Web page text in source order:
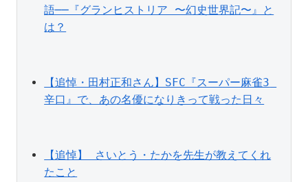
語──『グランヒストリア 〜幻史世界記〜』と
は？
【追悼・田村正和さん】SFC『スーパー麻雀3
辛口』で、あの名優になりきって戦った日々
【追悼】 さいとう・たかを先生が教えてくれ
たこと